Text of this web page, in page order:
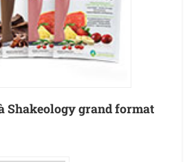
Shakeology grand format